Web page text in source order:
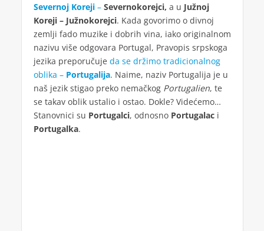
Severnoj Koreji– Severnokorejci, a u Južnoj
Koreji – Južnokorejci. Kada govorimo o divnoj
zemlji fado muzike i dobrih vina, iako originalnom
nazivu više odgovara Portugal, Pravopis srpskoga
jezika preporučuje da se držimo tradicionalnog
oblika – Portugalija. Naime, naziv Portugalija je u
naš jezik stigao preko nemačkog Portugalien, te
se takav oblik ustalio i ostao. Dokle? Videćemo…
Stanovnici su Portugalci, odnosno Portugalaci
Portugalka.